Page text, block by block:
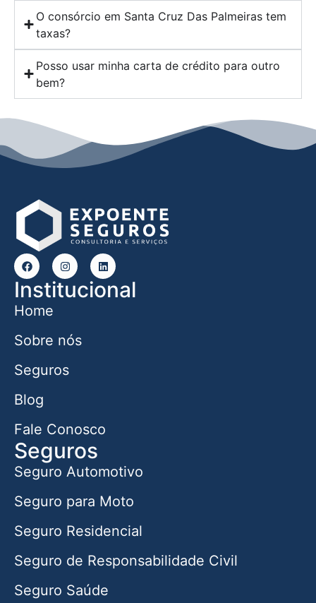
O consórcio em Santa Cruz Das Palmeiras tem
taxas?
Posso usar minha carta de crédito para outro
bem?
Institucional
Home
Sobre nós
Seguros
Blog
Fale Conosco
Seguros
Seguro Automotivo
Seguro para Moto
Seguro Residencial
Seguro de Responsabilidade Civil
Seguro Saúde